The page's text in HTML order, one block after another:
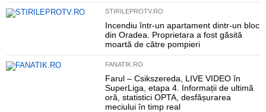
STIRILEPROTV.RO
Incendiu într-un apartament dintr-un bloc
din Oradea. Proprietara a fost găsită
moartă de către pompieri
FANATIK.RO
Farul – Csikszereda, LIVE VIDEO în
SuperLiga, etapa 4. Informații de ultimă
oră, statistici OPTA, desfășurarea
meciului în timp real